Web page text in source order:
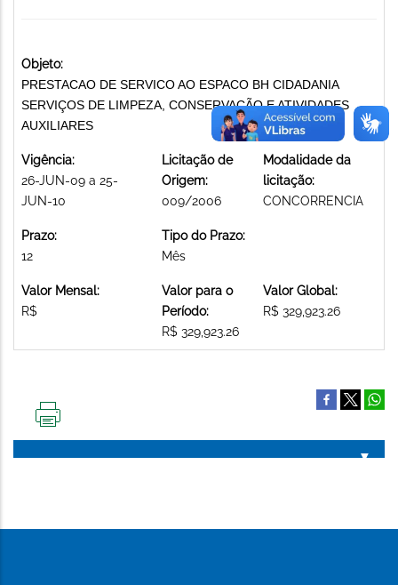
Objeto:
PRESTACAO DE SERVICO AO ESPACO BH CIDADANIA
SERVIÇOS DE LIMPEZA, CONSERVAÇÃO E ATIVIDADES
AUXILIARES
Vigência:
26-JUN-09 a 25-
JUN-10
Licitação de
Origem:
009/2006
Modalidade da
licitação:
CONCORRENCIA
Prazo:
12
Tipo do Prazo:
Mês
Valor Mensal:
R$
Valor para o
Período:
R$ 329,923.26
Valor Global:
R$ 329,923.26
PÁGINA